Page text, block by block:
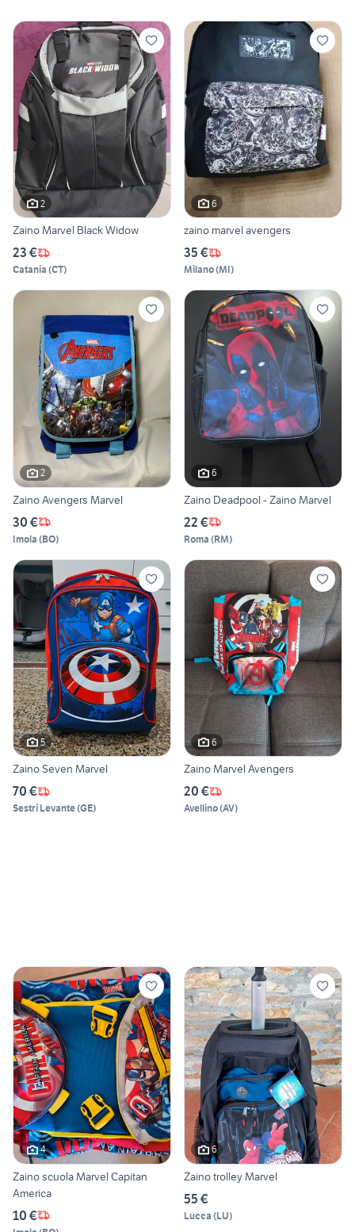
2
Zaino Marvel Black Widow
23 €
Catania (CT)
6
zaino marvel avengers
35 €
Milano(MI)
2
Zaino Avengers Marvel
30 €
Imola (BO)
6
Zaino Deadpool - Zaino Marvel
22 €
Roma (RM)
5
Zaino Seven Marvel
70 €
Sestri Levante(GE)
6
Zaino Marvel Avengers
20 €
Avellino(AV)
4
Zaino scuola Marvel Capitan
America
10 €
6
Zaino trolley Marvel
55 €
Lucca (LU)